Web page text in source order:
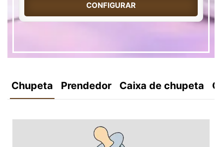
CONFIGURAR
Chupeta Prendedor Caixa de chupeta